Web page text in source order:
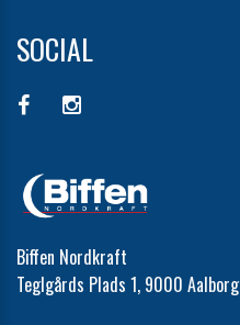
SOCIAL
Biffen Nordkraft
Teglgårds Plads 1, 9000 Aalborg